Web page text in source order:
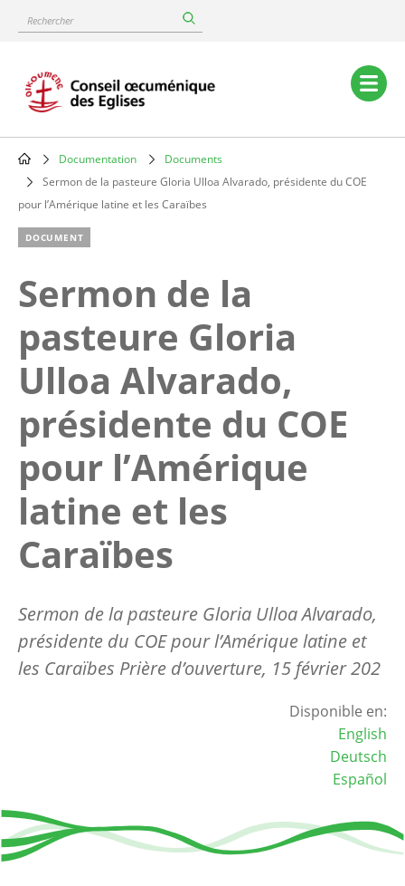
content
Rechercher
Main
navigation
Breadcrumb
Documentation
Documents
Sermon de la pasteure Gloria Ulloa Alvarado, présidente du COE
pour l’Amérique latine et les Caraïbes
DOCUMENT
Sermon de la
pasteure Gloria
Ulloa Alvarado,
présidente du COE
pour l’Amérique
latine et les
Caraïbes
Sermon de la pasteure Gloria UlloaAlvarado,
présidente du COE pour l’Amérique latine et
les Caraïbes Prière d’ouverture, 15 février 202
Disponible en:
English
Deutsch
Español